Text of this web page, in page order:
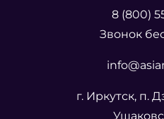
8 (800)
Звонок
г. Иркутск, п.